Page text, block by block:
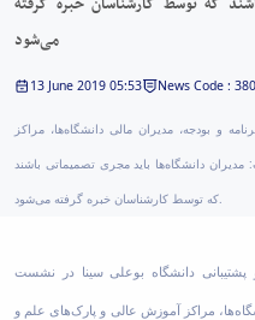
که توسط کارشناسان خبره گرفته
می‌شود
13 June 2019 05:53 News Code :
بودجه، مدیران مالی دانشگاه‌ها، مراکز
و پارک‌های علم و فناوری منطقه ۴ گفت: مدیران دانشگاه‌ها باید مجری تصمیماتی باشند
که توسط کارشناسان خبره گرفته می‌شود.
دانشگاه بوعلی سینا در نشست
مراکز آموزش عالی و پارک‌های علم و